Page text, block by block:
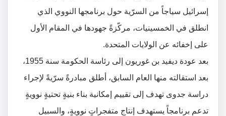
إسرائيل سياجاً من السرّية حول برنامجها النووي الذي
انطلق في الخمسينيات، مركّزةً جهودها في المقام الأول
على إخفائه عن الولايات المتحدة.
بعد عودة ديفيد بن غوريون إلى رئاسة الحكومة سنة 1955،
بعد استقالته منها العام السابق، أطلق مبادرةً سرّيةً لإجراء
دراسة جدوى تهدف إلى تقييم إمكانية بناء بنيةٍ تحتيةٍ نوويةٍ
تدعم برنامجاً يستهدف إنتاج متفجراتٍ نوويةٍ، والسبيل